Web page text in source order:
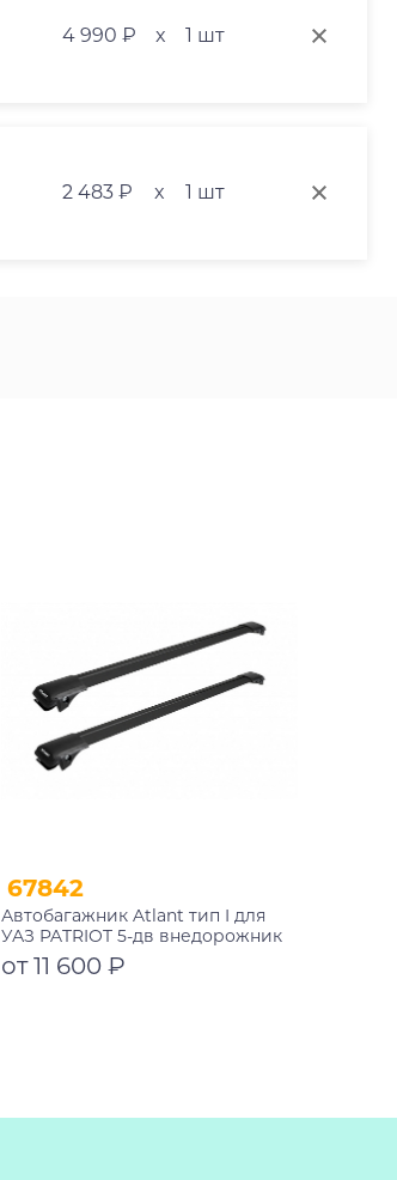
4 990 ₽ x 1 шт
2 483 ₽ x 1 шт
67842
Автобагажник Atlant тип I для
УАЗ PATRIOT 5-дв внедорожник
2005-2023 рейлинги черные дуги
1050/1050 мм 10002+11117+11117
от 11 600 ₽